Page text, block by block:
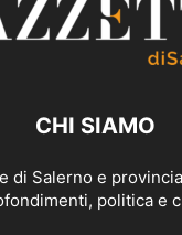
CHI SIAMO
di Salerno e
politica e